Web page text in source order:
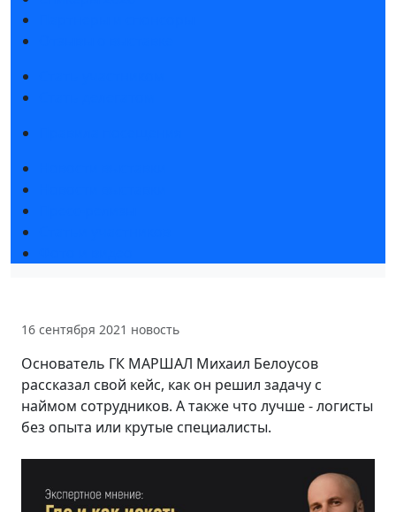
16 сентября 2021 новость
Основатель ГК МАРШАЛ Михаил Белоусов
рассказал свой кейс, как он решил задачу с
наймом сотрудников. А также что лучше - логисты
без опыта или крутые специалисты.